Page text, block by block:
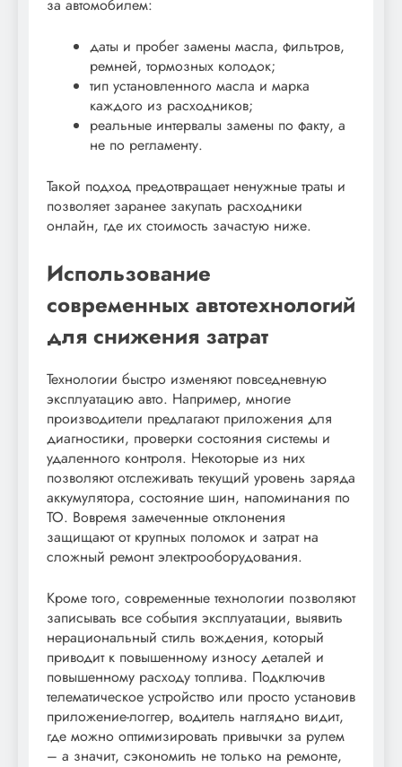
за автомобилем:
даты и пробег замены масла, фильтров,
ремней, тормозных колодок;
тип установленного масла и марка
каждого из расходников;
реальные интервалы замены по факту, а
не по регламенту.
Такой подход предотвращает ненужные траты и
позволяет заранее закупать расходники
онлайн, где их стоимость зачастую ниже.
Использование
современных автотехнологий
для снижения затрат
Технологии быстро изменяют повседневную
эксплуатацию авто. Например, многие
производители предлагают приложения для
диагностики, проверки состояния системы и
удаленного контроля. Некоторые из них
позволяют отслеживать текущий уровень заряда
аккумулятора, состояние шин, напоминания по
ТО. Вовремя замеченные отклонения
защищают от крупных поломок и затрат на
сложный ремонт электрооборудования.
Кроме того, современные технологии позволяют
записывать все события эксплуатации, выявить
нерациональный стиль вождения, который
приводит к повышенному износу деталей и
повышенному расходу топлива. Подключив
телематическое устройство или просто установив
приложение-логгер, водитель наглядно видит,
где можно оптимизировать привычки за рулем
– а значит, сэкономить не только на ремонте,